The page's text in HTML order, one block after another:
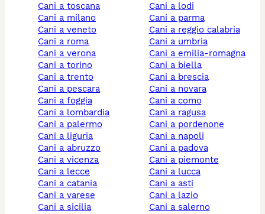
cani a toscana
cani a milano
cani a veneto
cani a roma
cani a verona
cani a torino
cani a trento
cani a pescara
cani a foggia
cani a lombardia
cani a palermo
cani a liguria
cani a abruzzo
cani a vicenza
cani a lecce
cani a catania
cani a varese
cani a sicilia
cani a lodi
cani a parma
cani a reggio calabria
cani a umbria
cani a emilia-romagna
cani a biella
cani a brescia
cani a novara
cani a como
cani a ragusa
cani a pordenone
cani a napoli
cani a padova
cani a piemonte
cani a lucca
cani a asti
cani a lazio
cani a salerno